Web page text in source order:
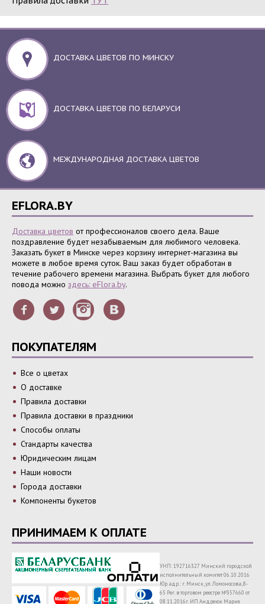
ДОСТАВКА ЦВЕТОВ ПО МИНСКУ
ДОСТАВКА ЦВЕТОВ ПО БЕЛАРУСИ
МЕЖДУНАРОДНАЯ ДОСТАВКА ЦВЕТОВ
EFLORA.BY
Доставка цветов от профессионалов своего дела. Ваше
поздравление будет незабываемым для любимого человека.
Заказать букет в Минске через корзину интернет-магазина вы
можете в любое время суток. Ваш заказ будет обработан в
течение рабочего времени магазина. Выбрать букет для любого
повода можно здесь: eFlora.by.
ПОКУПАТЕЛЯМ
Все о цветах
О доставке
Правила доставки
Правила доставки в праздники
Способы оплаты
Стандарты качества
Юридическим лицам
Наши новости
Города доставки
Компоненты букетов
ПРИНИМАЕМ К ОПЛАТЕ
УНП: 192716327 Минский городской
исполнительный комитет 06.10.2016
Юр.адр.: г. Минск, ул. Ломоносова, 8-
65 Рег. в торговом реестре №357660 от
08.11.2016г. ИП Андреюк Мария